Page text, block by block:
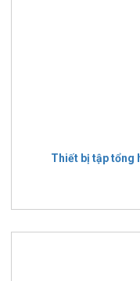
Thiết bị tập tổng